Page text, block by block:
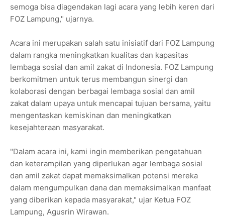
semoga bisa diagendakan lagi acara yang lebih keren dari
FOZ Lampung," ujarnya.
Acara ini merupakan salah satu inisiatif dari FOZ Lampung
dalam rangka meningkatkan kualitas dan kapasitas
lembaga sosial dan amil zakat di Indonesia. FOZ Lampung
berkomitmen untuk terus membangun sinergi dan
kolaborasi dengan berbagai lembaga sosial dan amil
zakat dalam upaya untuk mencapai tujuan bersama, yaitu
mengentaskan kemiskinan dan meningkatkan
kesejahteraan masyarakat.
"Dalam acara ini, kami ingin memberikan pengetahuan
dan keterampilan yang diperlukan agar lembaga sosial
dan amil zakat dapat memaksimalkan potensi mereka
dalam mengumpulkan dana dan memaksimalkan manfaat
yang diberikan kepada masyarakat," ujar Ketua FOZ
Lampung, Agusrin Wirawan.